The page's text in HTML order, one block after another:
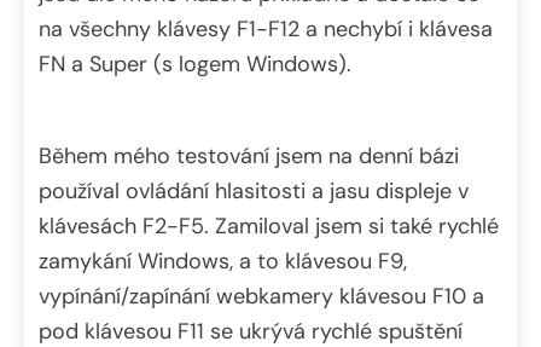
na všechny klávesy F1-F12 a nechybí i klávesa
FN a Super (s logem Windows).
Během mého testování jsem na denní bázi
používal ovládání hlasitosti a jasu displeje v
klávesách F2-F5. Zamiloval jsem si také rychlé
zamykání Windows, a to klávesou F9,
vypínání/zapínání webkamery klávesou F10 a
pod klávesou F11 se ukrývá rychlé spuštění